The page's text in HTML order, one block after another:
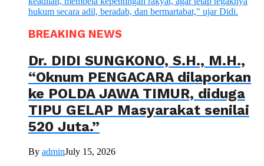
BREAKING NEWS
Dr. DIDI SUNGKONO, S.H., M.H.,
“Oknum PENGACARA dilaporkan
ke POLDA JAWA TIMUR, diduga
TIPU GELAP Masyarakat senilai
520 Juta.”
By adminJuly 15, 2026